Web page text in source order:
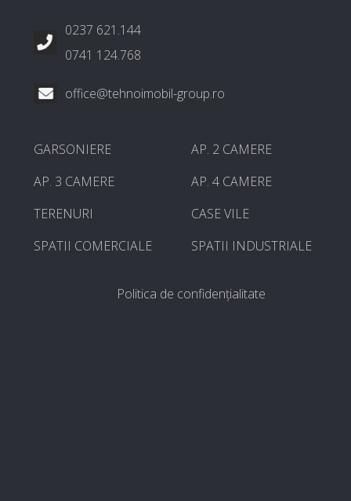
0237 621.144
0741 124.768
office@tehnoimobil-group.ro
GARSONIERE
AP. 2 CAMERE
AP. 3 CAMERE
AP. 4 CAMERE
TERENURI
CASE VILE
SPATII COMERCIALE
SPATII INDUSTRIALE
Politica de confidențialitate